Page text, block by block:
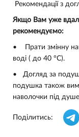
Рекомендації з
Якщо Вам уже
рекомендуємо:
•
Прати змінну
воді ( до 40 °С).
•
Догляд за
подушка також
наволочки під
Поділитись: